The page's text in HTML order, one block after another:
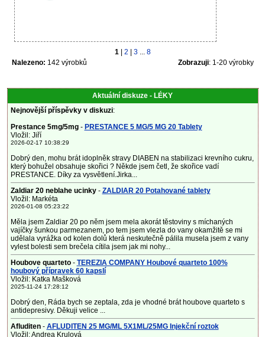
1 2 3... 8
Nalezeno: 142 výrobků Zobrazuji: 1-20 výrobky
Aktuální diskuze - LÉKY
Nejnovější příspěvky v diskuzi:
Prestance 5mg/5mg- PRESTANCE 5 MG/5 MG 20 Tablety
Vložil: Jiří
2026-02-17 10:38:29
Dobrý den, mohu brát idoplněk stravy DIABEN na stabilizaci krevního cukru,
který bohužel obsahuje skořici ? Někde jsem četl, že skořice vadí
PRESTANCE. Díky za vysvětlení.Jirka...
Zaldiar 20 neblahe ucinky- ZALDIAR 20 Potahované tablety
Vložil: Markéta
2026-01-08 05:23:22
Měla jsem Zaldiar 20 po něm jsem mela akorát těstoviny s míchaných
vajíčky šunkou parmezanem, po tem jsem vlezla do vany okamžitě se mi
udělala vyrážka od kolen dolů která neskutečně pálila musela jsem z vany
vylest bolesti sem brečela cítila jsem jak mi nohy...
Houbove quarteto- TEREZIA COMPANY Houbové quarteto 100%
houbový přípravek 60 kapslí
Vložil: Katka Mašková
2025-11-24 17:28:12
Dobrý den, Ráda bych se zeptala, zda je vhodné brát houbove quarteto s
antidepresivy. Děkuji velice ...
Afluditen- AFLUDITEN 25 MG/ML 5X1ML/25MG Injekční roztok
Vložil: Andrea Krulová